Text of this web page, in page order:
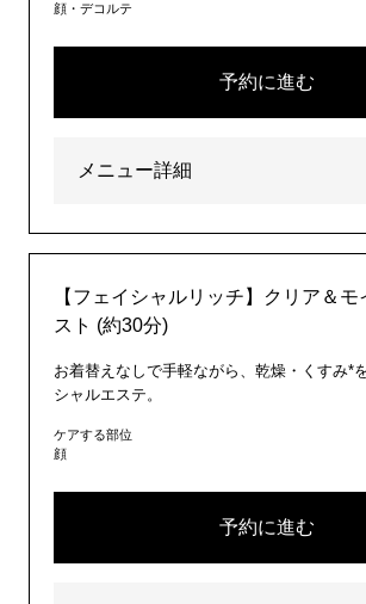
顔・デコルテ
予約に進む
メニュー詳細
【フェイシャルリッチ】クリア＆モ
スト (約30分)
お着替えなしで手軽ながら、乾燥・くすみ*
シャルエステ。
ケアする部位
顔
予約に進む